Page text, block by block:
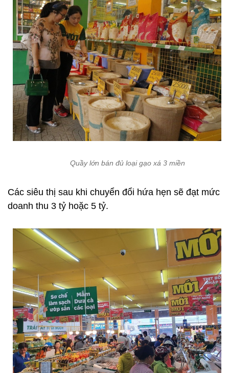
Quầy lớn bán đủ loại gạo xá 3 miền
Các siêu thị sau khi chuyển đổi hứa hẹn sẽ đạt mức
doanh thu 3 tỷ hoặc 5 tỷ.